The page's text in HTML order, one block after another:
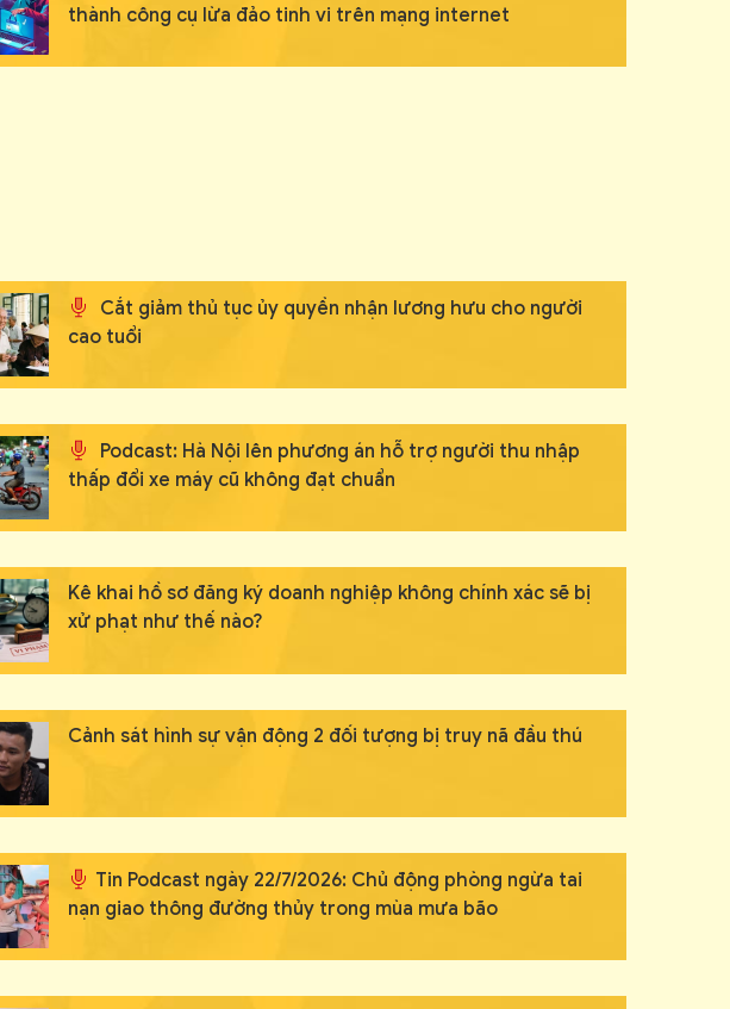
thành công cụ lừa đảo tinh vi trên mạng internet
Cắt giảm thủ tục ủy quyền nhận lương hưu cho người
cao tuổi
Podcast: Hà Nội lên phương án hỗ trợ người thu nhập
thấp đổi xe máy cũ không đạt chuẩn
Kê khai hồ sơ đăng ký doanh nghiệp không chính xác sẽ bị
xử phạt như thế nào?
Cảnh sát hình sự vận động 2 đối tượng bị truy nã đầu thú
Tin Podcast ngày 22/7/2026: Chủ động phòng ngừa tai
nạn giao thông đường thủy trong mùa mưa bão